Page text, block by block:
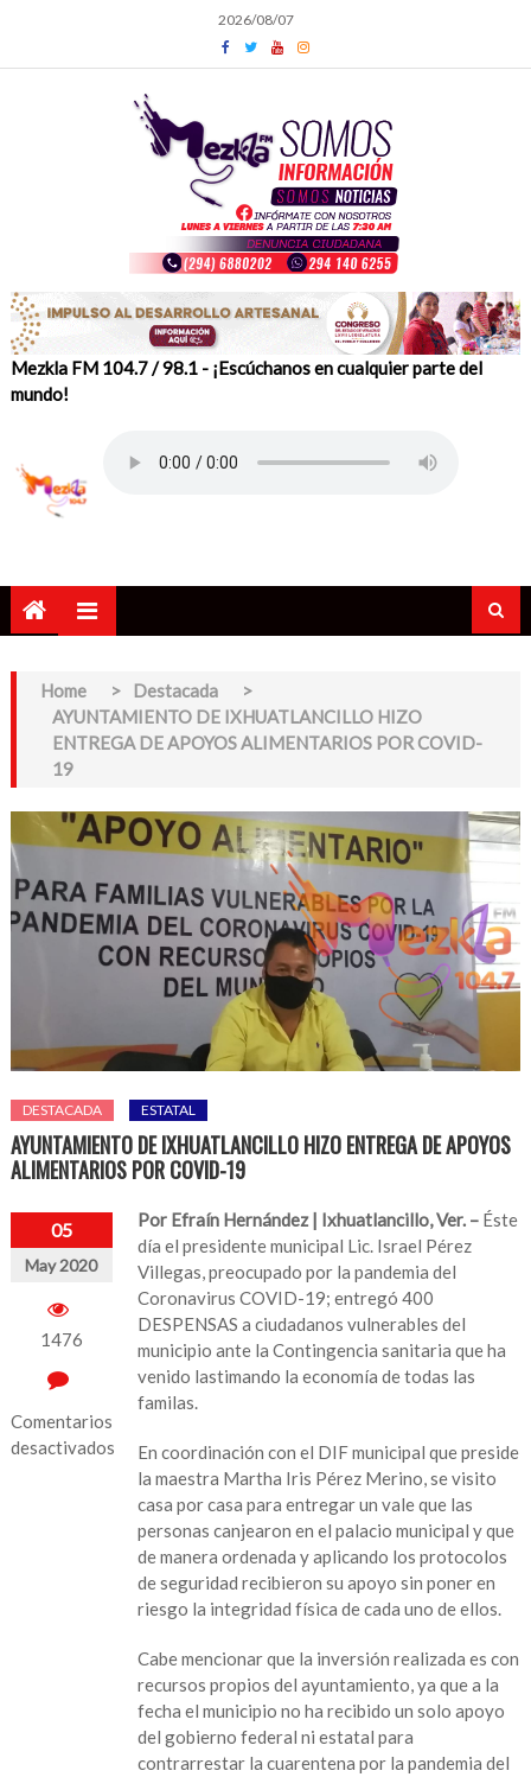
content
2026/08/07
Mezkla FM 104.7 / 98.1 - ¡Escúchanos en cualquier parte del
mundo!
Home > Destacada
>
AYUNTAMIENTO DE IXHUATLANCILLO HIZO
ENTREGA DE APOYOS ALIMENTARIOS POR COVID-
19
DESTACADA ESTATAL
AYUNTAMIENTO DE IXHUATLANCILLO HIZO ENTREGA DE APOYOS
ALIMENTARIOS POR COVID-19
05
May 2020
1476
Comentarios
desactivados
AYUNTAMIENTO
IXHUATLANCILLO
ALIMENTARIOS
Por Efraín Hernández | Ixhuatlancillo, Ver. – Éste
día el presidente municipal Lic. Israel Pérez
Villegas, preocupado por la pandemia del
Coronavirus COVID-19; entregó 400
DESPENSAS a ciudadanos vulnerables del
municipio ante la Contingencia sanitaria que ha
venido lastimando la economía de todas las
familas.
En coordinación con el DIF municipal que preside
la maestra Martha Iris Pérez Merino, se visito
casa por casa para entregar un vale que las
personas canjearon en el palacio municipal y que
de manera ordenada y aplicando los protocolos
de seguridad recibieron su apoyo sin poner en
riesgo la integridad física de cada uno de ellos.
Cabe mencionar que la inversión realizada es con
recursos propios del ayuntamiento, ya que a la
fecha el municipio no ha recibido un solo apoyo
del gobierno federal ni estatal para
contrarrestar la cuarentena por la pandemia del